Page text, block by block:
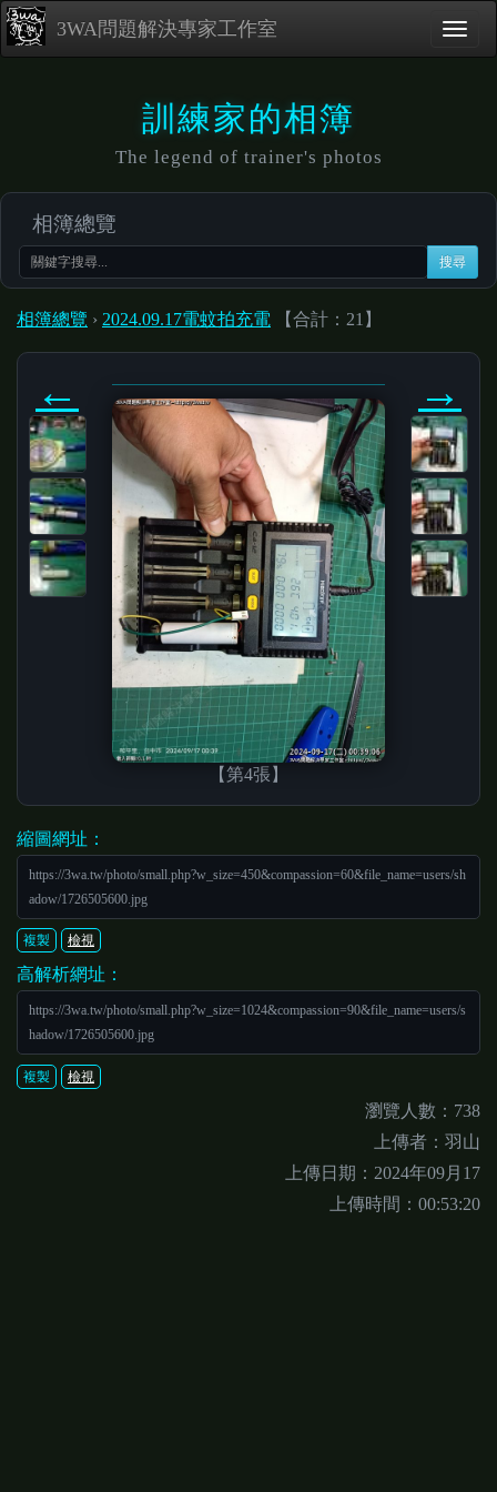
3WA問題解決專家工作室
訓練家的相簿
The legend of trainer's photos
相簿總覽
搜尋
相簿總覽 › 2024.09.17電蚊拍充電 【合計：21】
←
【第4張】
→
縮圖網址：
https://3wa.tw/photo/small.php?w_size=450&compassion=60&file_name=users/sh
adow/1726505600.jpg
複製 檢視
高解析網址：
https://3wa.tw/photo/small.php?w_size=1024&compassion=90&file_name=users/s
hadow/1726505600.jpg
複製 檢視
瀏覽人數：738
上傳者：羽山
上傳日期：2024年09月17
上傳時間：00:53:20